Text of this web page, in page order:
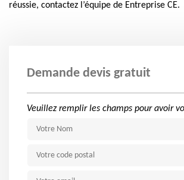
réussie, contactez l’équipe de Entreprise CE.
Demande devis gratuit
Veuillez remplir les champs pour avoir